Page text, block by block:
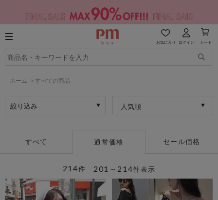
お気に入り ログイン カート
ホーム > すべての商品
絞り込み 人気順
すべて 通常価格 セール価格
201～214件表示
214件